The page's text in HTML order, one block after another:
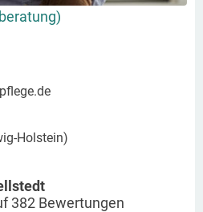
Holstein)
382 Bewertungen